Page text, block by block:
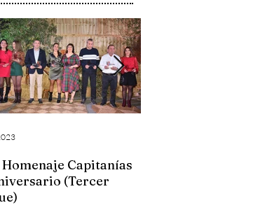
Homenaje Capitanías
(Tercer